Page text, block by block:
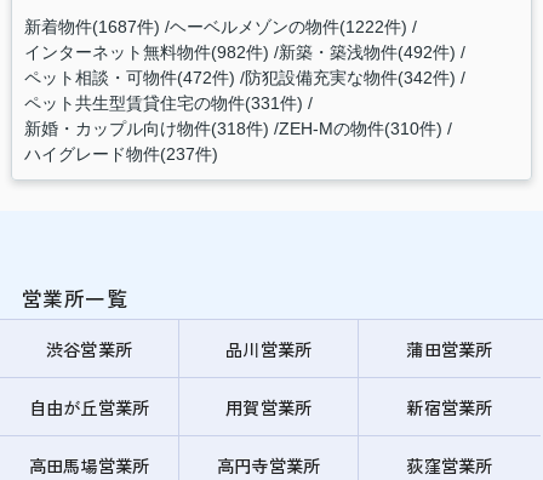
新着物件(1687件) ヘーベルメゾンの物件(1222件)
インターネット無料物件(982件) 新築・築浅物件(492件)
ペット相談・可物件(472件) 防犯設備充実な物件(342件)
ペット共生型賃貸住宅の物件(331件)
新婚・カップル向け物件(318件) ZEH-Mの物件(310件)
ハイグレード物件(237件)
営業所一覧
渋谷営業所 品川営業所 蒲田営業所
自由が丘営業所 用賀営業所 新宿営業所
高田馬場営業所 高円寺営業所 荻窪営業所